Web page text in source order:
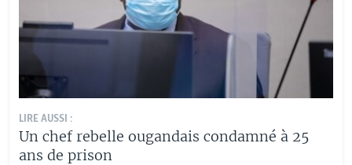
LIRE AUSSI :
Un chef rebelle ougandais condamné à 25
ans de prison